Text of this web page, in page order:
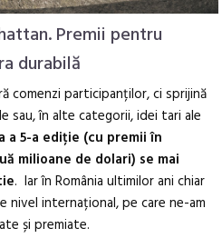
Premii pentru
durabilă
comenzi participanților, ci sprijină
sau, în alte categorii, idei tari ale
a 5-a ediție (cu premii în
milioane de dolari) se mai
. Iar în România ultimilor ani chiar
nivel internațional, pe care ne-am
și premiate.